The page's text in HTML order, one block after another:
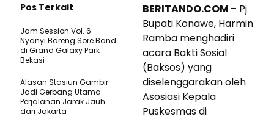
BERITANDO.COM – Pj
Bupati Konawe, Harmin
Ramba menghadiri
acara Bakti Sosial
(Baksos) yang
diselenggarakan oleh
Asosiasi Kepala
Puskesmas di
Pos Terkait
Jam Session Vol. 6:
Nyanyi Bareng Sore Band
di Grand Galaxy Park
Bekasi
Alasan Stasiun Gambir
Jadi Gerbang Utama
Perjalanan Jarak Jauh
dari Jakarta